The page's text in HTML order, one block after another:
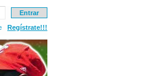
Regístrate!!!